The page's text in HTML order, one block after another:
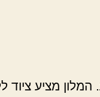
המלון מציע